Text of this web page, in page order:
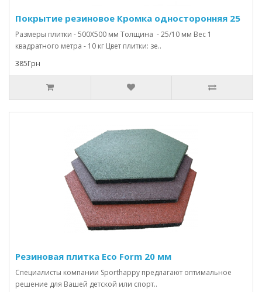
Покрытие резиновое Кромка односторонняя 25
Размеры плитки - 500Х500 мм Толщина - 25/10 мм Вес 1
квадратного метра - 10 кг Цвет плитки: зе..
385Грн
Резиновая плитка Eco Form 20 мм
Специалисты компании Sporthappy предлагают оптимальное
решение для Вашей детской или спорт..